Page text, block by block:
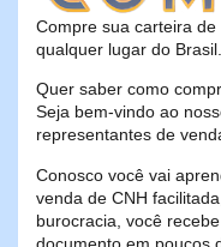
Compre sua carteira
qualquer lugar do Brasil.
Quer saber como
Seja bem-vindo ao
representantes de
Conosco você vai
venda de CNH
burocracia, você